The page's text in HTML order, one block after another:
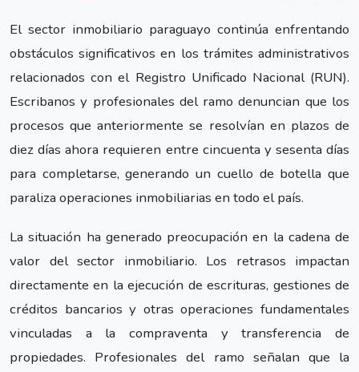
El sector inmobiliario paraguayo continúa enfrentando
obstáculos significativos en los trámites administrativos
relacionados con el Registro Unificado Nacional (RUN).
Escribanos y profesionales del ramo denuncian que los
procesos que anteriormente se resolvían en plazos de
diez días ahora requieren entre cincuenta y sesenta días
para completarse, generando un cuello de botella que
paraliza operaciones inmobiliarias en todo el país.
La situación ha generado preocupación en la cadena de
valor del sector inmobiliario. Los retrasos impactan
directamente en la ejecución de escrituras, gestiones de
créditos bancarios y otras operaciones fundamentales
vinculadas a la compraventa y transferencia de
propiedades. Profesionales del ramo señalan que la